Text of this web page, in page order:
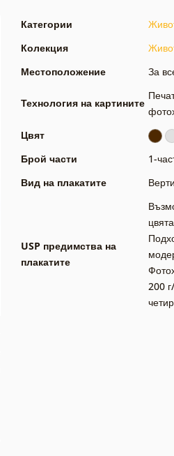
Категории
Колекция
Местоположение
За
Технология на картините
Цвят
Брой части
1-
Вид на плакатите
USP предимства на
плакатите
200